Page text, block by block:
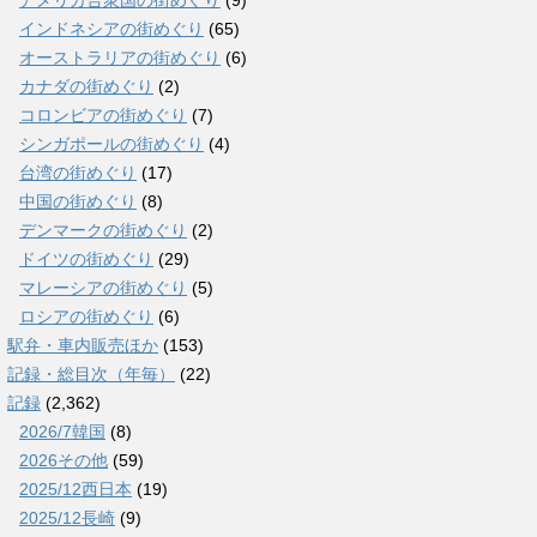
インドネシアの街めぐり (65)
オーストラリアの街めぐり (6)
カナダの街めぐり (2)
コロンビアの街めぐり (7)
シンガポールの街めぐり (4)
台湾の街めぐり (17)
中国の街めぐり (8)
デンマークの街めぐり (2)
ドイツの街めぐり (29)
マレーシアの街めぐり (5)
ロシアの街めぐり (6)
駅弁・車内販売ほか (153)
記録・総目次（年毎）
(22)
記録 (2,362)
2026/7韓国 (8)
2026その他 (59)
2025/12西日本 (19)
2025/12長崎 (9)